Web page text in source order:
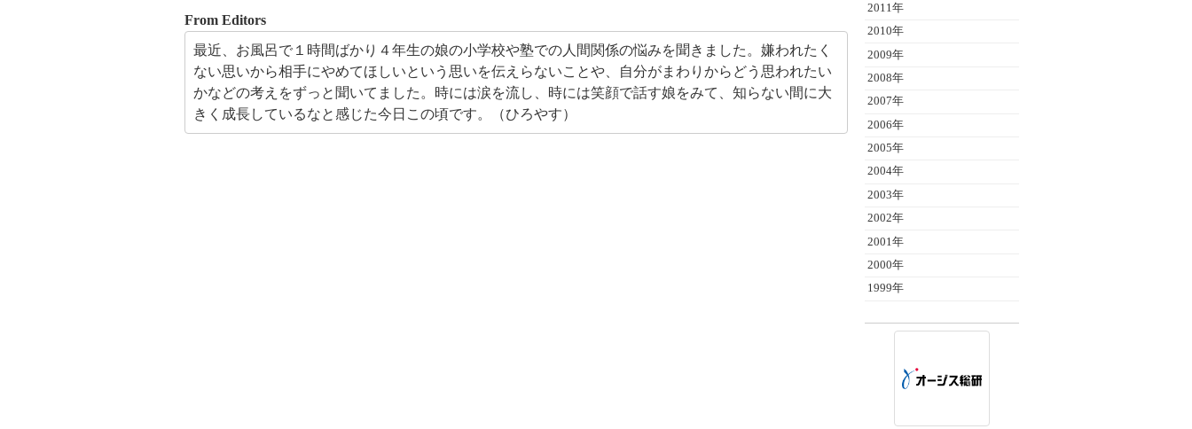
From Editors
最近、お風呂で１時間ばかり４年生の娘の小学校や塾での人間関係の悩みを聞きました。嫌われたく
ない思いから相手にやめてほしいという思いを伝えらないことや、自分がまわりからどう思われたい
かなどの考えをずっと聞いてました。時には涙を流し、時には笑顔で話す娘をみて、知らない間に大
きく成長しているなと感じた今日この頃です。（ひろやす）
2011年
2010年
2009年
2008年
2007年
2006年
2005年
2004年
2003年
2002年
2001年
2000年
1999年